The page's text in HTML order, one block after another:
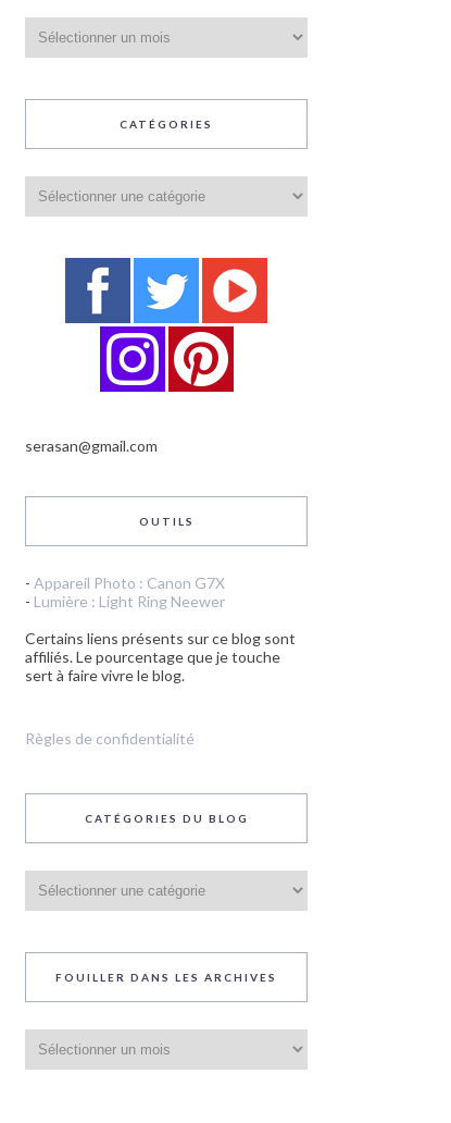
CATÉGORIES
serasan@gmail.com
OUTILS
- Appareil Photo : Canon G7X
- Lumière : Light Ring Neewer
Certains liens présents sur ce blog sont
affiliés. Le pourcentage que je touche
sert à faire vivre le blog.
Règles de confidentialité
CATÉGORIES DU BLOG
du
blog
FOUILLER DANS LES ARCHIVES
dans
les